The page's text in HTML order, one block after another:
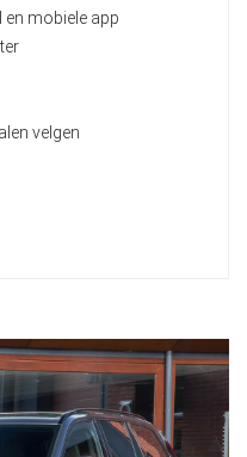
mobiele app
velgen